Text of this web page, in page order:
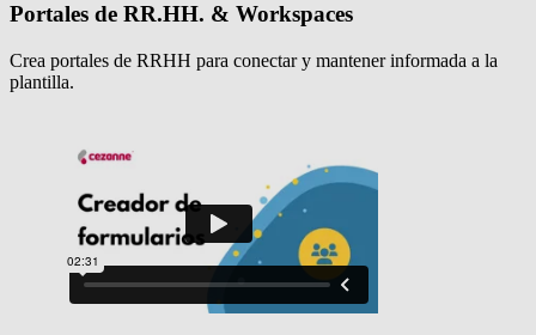
Portales de RR.HH. & Workspaces
Crea portales de RRHH para conectar y mantener informada a la
plantilla.